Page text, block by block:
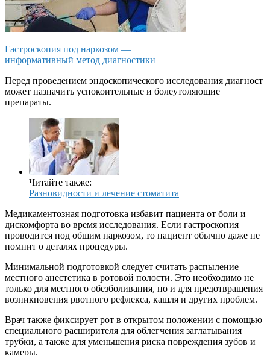
Гастроскопия под наркозом —
информативный метод диагностики
Перед проведением эндоскопического исследования диагност
может назначить успокоительные и болеутоляющие
препараты.
Читайте также:
Разновидности и лечение стоматита
Медикаментозная подготовка избавит пациента от боли и
дискомфорта во время исследования. Если гастроскопия
проводится под общим наркозом, то пациент обычно даже не
помнит о деталях процедуры.
Минимальной подготовкой следует считать распыление
местного анестетика в ротовой полости. Это необходимо не
только для местного обезболивания, но и для предотвращения
возникновения рвотного рефлекса, кашля и других проблем.
Врач также фиксирует рот в открытом положении с помощью
специального расширителя для облегчения заглатывания
трубки, а также для уменьшения риска повреждения зубов и
камеры.